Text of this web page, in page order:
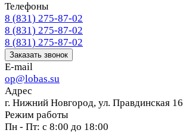
Телефоны
8 (831) 275-87-02
8 (831) 275-87-02
8 (831) 275-87-02
Заказать звонок
E-mail
op@lobas.su
Адрес
г. Нижний Новгород, ул. Правдинская 16
Режим работы
Пн - Пт: с 8:00 до 18:00